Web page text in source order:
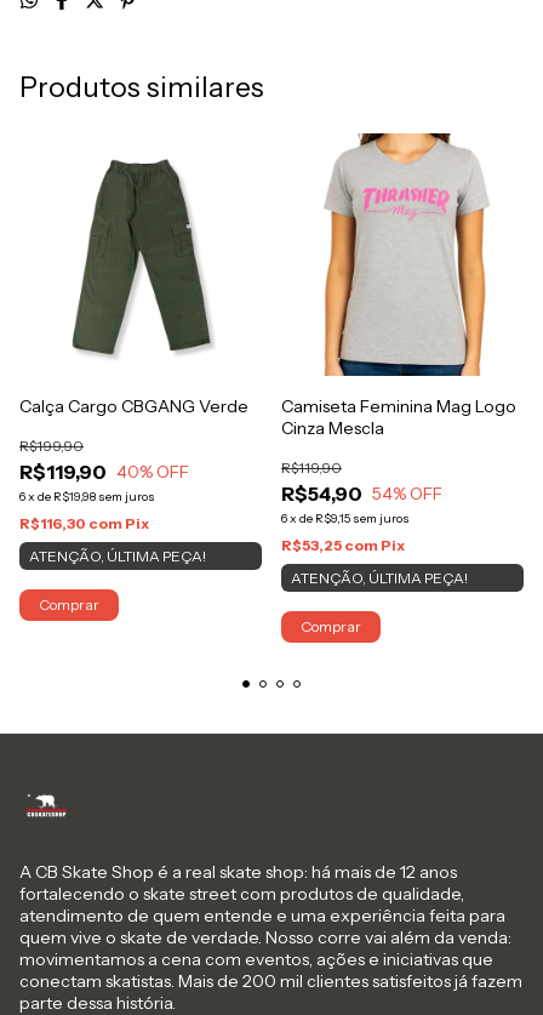
Produtos similares
Calça Cargo CBGANG Verde
R$119,90
R$199,90
40% OFF
6x de R$19,98 sem juros
R$116,30 com Pix
ATENÇÃO, ÚLTIMA PEÇA!
Comprar
Camiseta Feminina Mag Logo
Cinza Mescla
R$54,90
R$119,90
54% OFF
6x de R$9,15 sem juros
R$53,25 com Pix
ATENÇÃO, ÚLTIMA PEÇA!
Comprar
A CB Skate Shop é a real skate shop: há mais de 12 anos
fortalecendo o skate street com produtos de qualidade,
atendimento de quem entende e uma experiência feita para
quem vive o skate de verdade. Nosso corre vai além da venda:
movimentamos a cena com eventos, ações e iniciativas que
conectam skatistas. Mais de 200 mil clientes satisfeitos já fazem
parte dessa história.